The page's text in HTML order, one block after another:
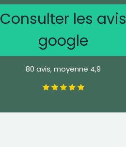
Consulter les avis
google
80 avis, moyenne 4,9